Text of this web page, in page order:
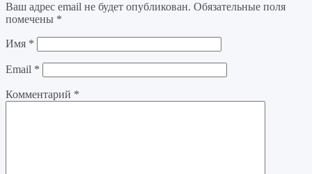
Ваш адрес email не будет опубликован. Обязательные поля
помечены *
Имя *
Email *
Комментарий *